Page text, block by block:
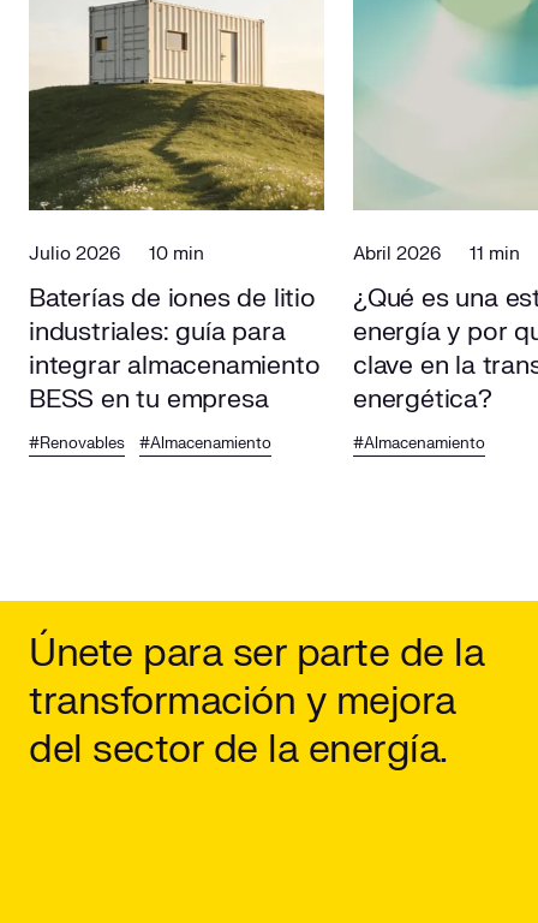
Julio 2026 10 min
Baterías de iones de litio
industriales: guía para
integrar almacenamiento
BESS en tu empresa
#Renovables #Almacenamiento
Abril 2026 11 min
¿Qué es una
energía y por
clave en la
energética?
#Almacenamiento
Únete para ser parte de la
transformación y mejora
del sector de la energía.